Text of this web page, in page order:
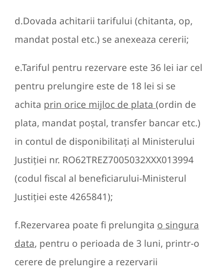
d.Dovada achitarii tarifului (chitanta, op,
mandat postal etc.) se anexeaza cererii;
e.Tariful pentru rezervare este 36 lei iar cel
pentru prelungire este de 18 lei si se
achita prin orice mijloc de plata (ordin de
plata, mandat poştal, transfer bancar etc.)
in contul de disponibilitaţi al Ministerului
Justiţiei nr. RO62TREZ7005032XXX013994
(codul fiscal al beneficiarului-Ministerul
Justiţiei este 4265841);
f.Rezervarea poate fi prelungita o singura
data, pentru o perioada de 3 luni, printr-o
cerere de prelungire a rezervarii